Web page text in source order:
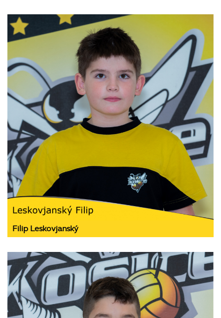
Filip Leskovjanský